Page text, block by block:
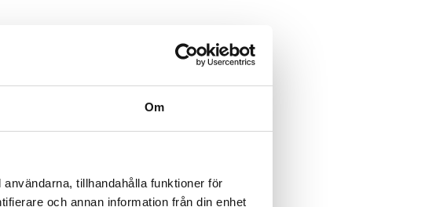
Om
tillhandahålla funktioner för
och annan information från din enhet